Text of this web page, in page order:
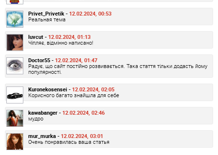
Privet_Privetik - 12.02.2024, 00:53
Реальная тема
luvcut - 12.02.2024, 01:13
Чіпляє, відмінно написано!
Doctor55 - 12.02.2024, 01:47
Радує, що сайт постійно розвивається. Така стаття тільки додасть йому
популярності.
Kuronekosensei - 12.02.2024, 02:05
Корисного багато знайшла для себе
kawabanger - 12.02.2024, 02:46
мудро
mur_murka - 12.02.2024, 03:01
Очень понравилась ваша статья